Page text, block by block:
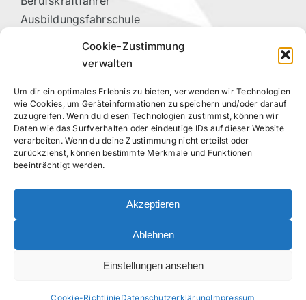
Cookie-Zustimmung
verwalten
Um dir ein optimales Erlebnis zu bieten, verwenden wir Technologien
wie Cookies, um Geräteinformationen zu speichern und/oder darauf
zuzugreifen. Wenn du diesen Technologien zustimmst, können wir
Daten wie das Surfverhalten oder eindeutige IDs auf dieser Website
verarbeiten. Wenn du deine Zustimmung nicht erteilst oder
zurückziehst, können bestimmte Merkmale und Funktionen
beeinträchtigt werden.
Akzeptieren
Ablehnen
Einstellungen ansehen
Cookie-RichtlinieDatenschutzerklärungImpressum
Ausbildungsfahrschule
RECHTLICHES
Datenschutzerklärung
Impressum
Cookie-Richtlinie (EU)
©2026 – Moin Fahrschule Stockelsdorf – Daniel Kahns